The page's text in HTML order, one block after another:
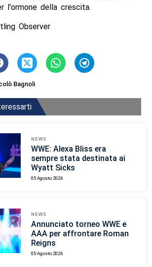
l'ormone della crescita.
Observer
Bagnoli
NEWS
WWE: Alexa Bliss era
sempre stata destinata ai
Wyatt Sicks
05 Agosto 2026
NEWS
Annunciato torneo WWE e
AAA per affrontare Roman
Reigns
05 Agosto 2026